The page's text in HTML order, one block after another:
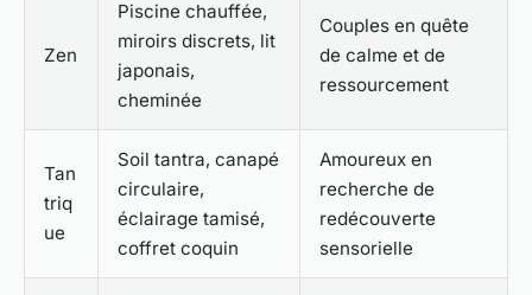
Zen
Piscine chauffée,
miroirs discrets, lit
japonais,
cheminée
Couples en quête
de calme et de
ressourcement
Tan
triq
ue
Soil tantra, canapé
circulaire,
éclairage tamisé,
coffret coquin
Amoureux en
recherche de
redécouverte
sensorielle